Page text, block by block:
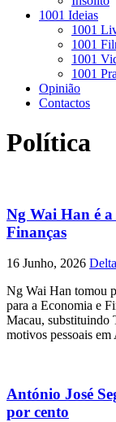
1001 Ideias
1001
1001
1001
1001
Opinião
Contactos
Política
Ng Wai Han é
Finanças
16 Junho, 2026
Ng Wai Han tomou
para a Economia e
Macau, substituindo
motivos pessoais
António José
por cento